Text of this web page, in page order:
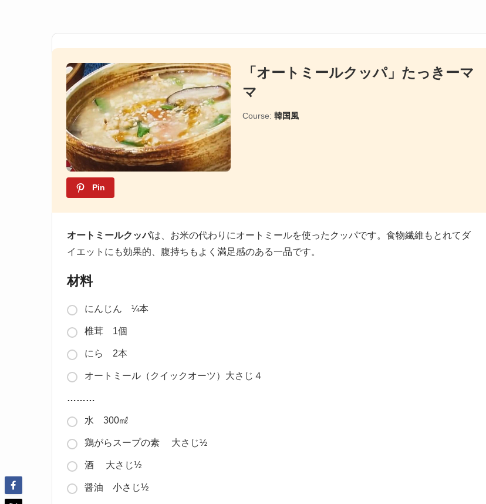
Pin
「オートミールクッパ」たっきーマ
マ
Course: 韓国風
オートミールクッパは、お米の代わりにオートミールを使ったクッパです。食物繊維もとれてダ
イエットにも効果的、腹持ちもよく満足感のある一品です。
材料
にんじん ¼本
椎茸 1個
にら 2本
オートミール（クイックオーツ）大さじ４
………
水 300㎖
鶏がらスープの素 大さじ½
酒 大さじ½
醤油 小さじ½